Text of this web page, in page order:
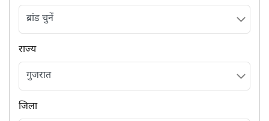
राज्य
जिला